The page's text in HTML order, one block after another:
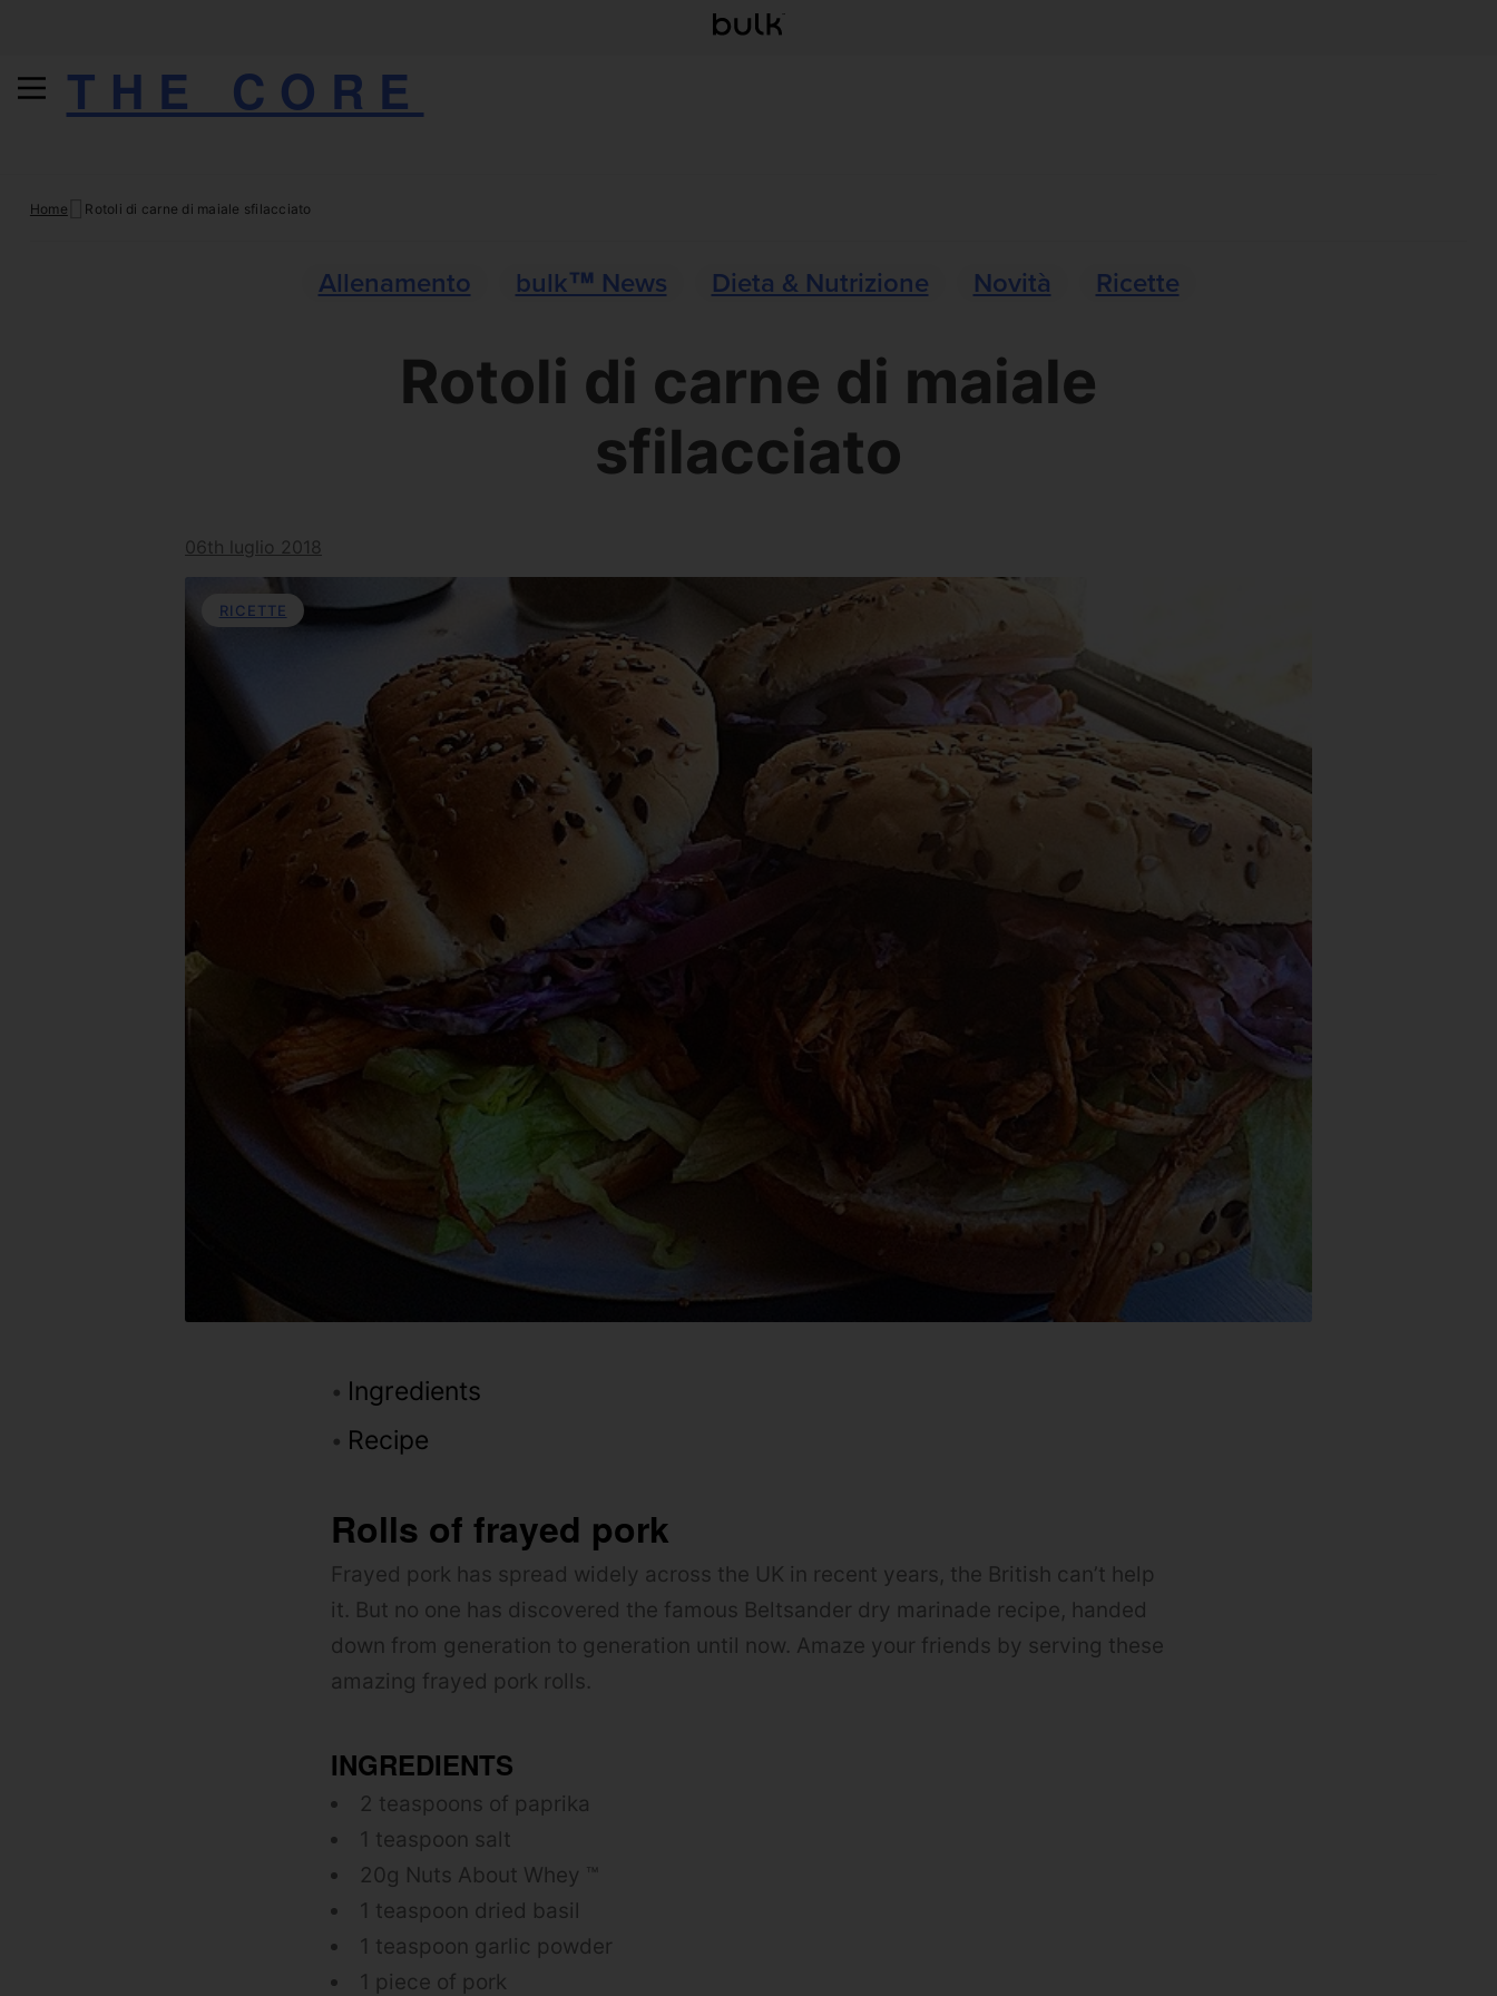
THE CORE
Home Rotoli di carne di maiale sfilacciato
Allenamento bulk™ News Dieta & Nutrizione Novità Ricette
Rotoli di carne di maiale
sfilacciato
06th luglio 2018
RICETTE
Ingredients
Recipe
Rolls of frayed pork
Frayed pork has spread widely across the UK in recent years, the British can’t help
it. But no one has discovered the famous Beltsander dry marinade recipe, handed
down from generation to generation until now. Amaze your friends by serving these
amazing frayed pork rolls.
INGREDIENTS
2 teaspoons of paprika
1 teaspoon salt
20g Nuts About Whey ™
1 teaspoon dried basil
1 teaspoon garlic powder
1 piece of pork